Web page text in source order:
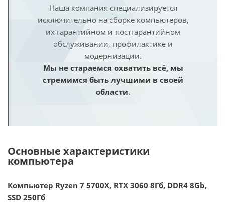
Наша компания специализируется
исключительно на сборке компьютеров,
их гарантийном и постгарантийном
обслуживании, профилактике и
модернизации.
Мы не стараемся охватить всё, мы
стремимся быть лучшими в своей
области.
Основные характеристики
компьютера
Компьютер Ryzen 7 5700X, RTX 3060 8Гб, DDR4 8Gb,
SSD 250Гб